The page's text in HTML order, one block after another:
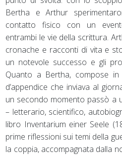
Bertha e Arthur
contatto fisico con un
entrambi le vie della scrittura.
cronache e racconti di vita e
un notevole successo e gli
Quanto a Bertha, compose
d’appendice che inviava al
un secondo momento passò a
– letterario, scientifico,
libro Inventarium einer Seele
prime riflessioni sui temi della
la coppia, accompagnata dalla